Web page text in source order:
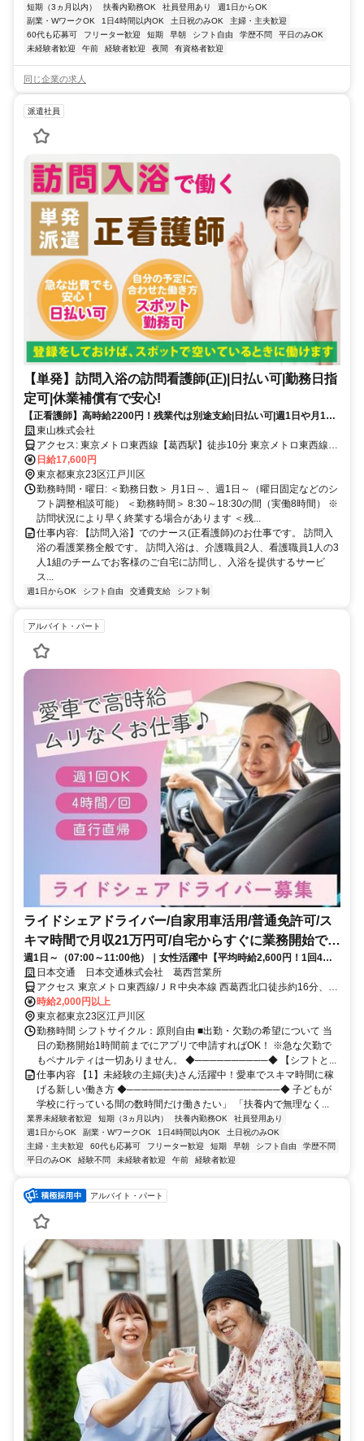
短期（3ヵ月以内） 扶養内勤務OK 社員登用あり
週1日からOK
副業・WワークOK
1日4時間以内OK 土日祝のみOK
主婦・主夫歓迎
60代も応募可
フリーター歓迎 短期 早朝 シフト自由 学歴不問
平日のみOK
未経験者歓迎
午前 経験者歓迎 夜間 有資格者歓迎
同じ企業の求人
派遣社員
【単発】訪問入浴の訪問看護師(正)|日払い可|勤務日指
定可|休業補償有で安心!
【正看護師】高時給2200円！残業代は別途支給|日払い可|週1日や月1回
～の単発勤務OK|即日勤務可能|1日8hのスポットワーク【葛西駅】
(17954-20-9)
東山株式会社
アクセス: 東京メトロ東西線【葛西駅】徒歩10分 東京メトロ東西線
【西葛西駅】徒歩17分
日給17,600円
東京都東京23区江戸川区
勤務時間・曜日: ＜勤務日数＞ 月1日～、週1日～（曜日固定などのシ
フト調整相談可能） ＜勤務時間＞ 8:30～18:30の間（実働8時間） ※
訪問状況により早く終業する場合があります ＜残...
仕事内容: 【訪問入浴】でのナース(正看護師)のお仕事です。 訪問入
浴の看護業務全般です。 訪問入浴は、介護職員2人、看護職員1人の3
人1組のチームでお客様のご自宅に訪問し、入浴を提供するサービ
ス...
週1日からOK シフト自由 交通費支給 シフト制
アルバイト・パート
ライドシェアドライバー/自家用車活用/普通免許可/ス
キマ時間で月収21万円可/自宅からすぐに業務開始でき
る
週1日～（07:00～11:00他）｜女性活躍中【平均時給2,600円！1回4時
間・愛車で直行直帰】ライドシェアのドライバー◎週1回・4時間でOK
なのでスキマ時間に！当日の急なシフト変更も調整OK！
日本交通 日本交通株式会社 葛西営業所
アクセス 東京メトロ東西線/ＪＲ中央本線 西葛西北口徒歩約16分、都
営新宿線 船堀南口徒歩約18分
時給2,000円以上
東京都東京23区江戸川区
勤務時間 シフトサイクル：原則自由 ■出勤・欠勤の希望について 当
日の勤務開始1時間前までにアプリで申請すればOK！ ※急な欠勤で
もペナルティは一切ありません。 ◆──────────◆ 【シフトと...
仕事内容 【1】未経験の主婦(夫)さん活躍中！愛車でスキマ時間に稼
げる新しい働き方 ◆─────────────────────◆ 子どもが
学校に行っている間の数時間だけ働きたい」 「扶養内で無理なく...
業界未経験者歓迎 短期（3ヵ月以内） 扶養内勤務OK
社員登用あり
週1日からOK
副業・WワークOK 1日4時間以内OK
土日祝のみOK
主婦・主夫歓迎
60代も応募可 フリーター歓迎 短期 早朝 シフト自由
学歴不問
平日のみOK
経験不問 未経験者歓迎 午前 経験者歓迎
アルバイト・パート